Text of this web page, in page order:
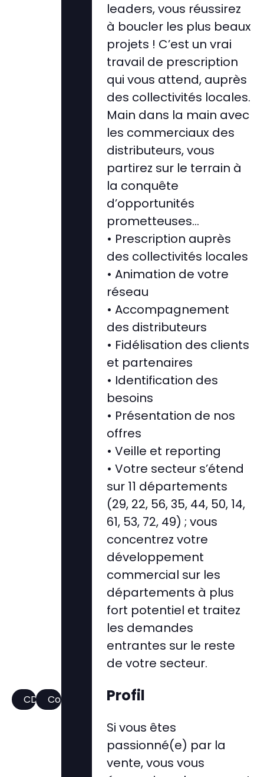
CDI Commercial
leaders, vous réussirez
à boucler les plus beaux
projets ! C’est un vrai
travail de prescription
qui vous attend, auprès
des collectivités locales.
Main dans la main avec
les commerciaux des
distributeurs, vous
partirez sur le terrain à
la conquête
d’opportunités
prometteuses…
• Prescription auprès
des collectivités locales
• Animation de votre
réseau
• Accompagnement
des distributeurs
• Fidélisation des clients
et partenaires
• Identification des
besoins
• Présentation de nos
offres
• Veille et reporting
• Votre secteur s’étend
sur 11 départements
(29, 22, 56, 35, 44, 50, 14,
61, 53, 72, 49) ; vous
concentrez votre
développement
commercial sur les
départements à plus
fort potentiel et traitez
les demandes
entrantes sur le reste
de votre secteur.
Profil
Si vous êtes
passionné(e) par la
vente, vous vous